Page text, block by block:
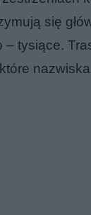
się
– tysiące.